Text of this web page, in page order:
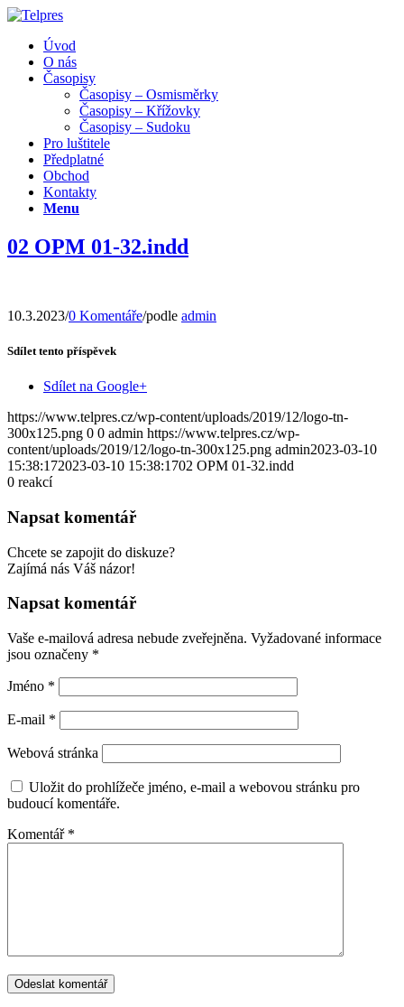
Úvod
O nás
Časopisy
Časopisy – Osmisměrky
Časopisy – Křížovky
Časopisy – Sudoku
Pro luštitele
Předplatné
Obchod
Kontakty
Menu
02 OPM 01-32.indd
10.3.2023/0 Komentáře/podle admin
Sdílet tento příspěvek
Sdílet na Google+
https://www.telpres.cz/wp-content/uploads/2019/12/logo-tn-
300x125.png 0 0 admin https://www.telpres.cz/wp-
content/uploads/2019/12/logo-tn-300x125.png admin2023-03-10
15:38:172023-03-10 15:38:1702 OPM 01-32.indd
0 reakcí
Napsat komentář
Chcete se zapojit do diskuze?
Zajímá nás Váš názor!
Napsat komentář
Vaše e-mailová adresa nebude zveřejněna. Vyžadované informace
jsou označeny *
Jméno *
E-mail *
Webová stránka
Uložit do prohlížeče jméno, e-mail a webovou stránku pro
budoucí komentáře.
Komentář *